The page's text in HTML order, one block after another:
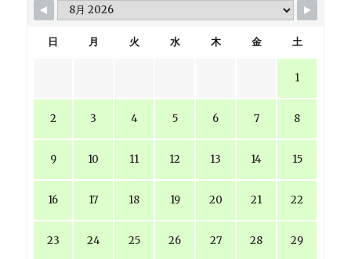
日 月 火 水 木 金 土
1
2 3 4 5 6 7 8
9 10 11 12 13 14 15
16 17 18 19 20 21 22
23 24 25 26 27 28 29